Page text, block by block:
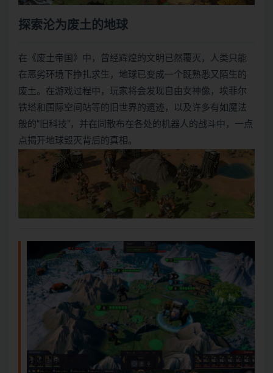
探索沦为废土的地球
在《废土帝国》中，曾经辉煌的文明已然覆灭，人类只能
在恶劣环境下挣扎求生，地球已变成一个既熟悉又陌生的
废土。在游戏过程中，玩家将会发现自由女神像，埃菲尔
铁塔和国际空间站等的旧世界的遗迹，以及许多有如魔法
般的“旧科技”，并在同散布在各处的机器人的战斗中，一点
点揭开地球毁灭背后的真相。